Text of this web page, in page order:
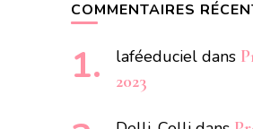
COMMENTAIRES
laféeduciel dans
2023